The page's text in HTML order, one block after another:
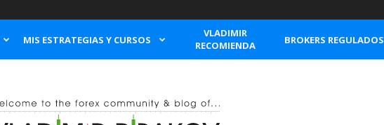
MIS ESTRATEGIAS Y CURSOS
VLADIMIR
RECOMIENDA
BROKERS REGULADOS